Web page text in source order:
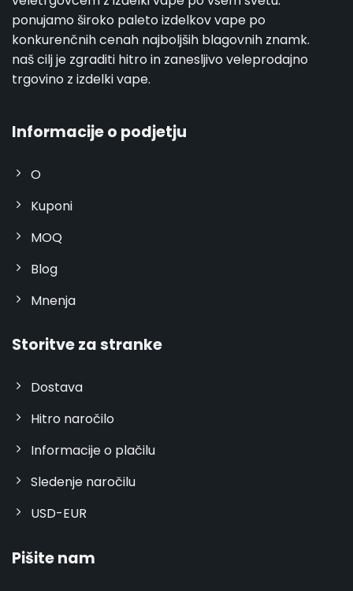
ponujamo široko paleto izdelkov vape po
konkurenčnih cenah najboljših blagovnih znamk.
naš cilj je zgraditi hitro in zanesljivo veleprodajno
trgovino z izdelki vape.
Informacije o podjetju
O
Kuponi
MOQ
Blog
Mnenja
Storitve za stranke
Dostava
Hitro naročilo
Informacije o plačilu
Sledenje naročilu
USD-EUR
Pišite nam